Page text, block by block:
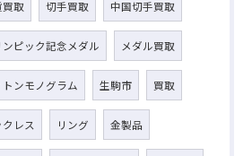
買取 切手買取 中国切手買取
ンピック記念メダル メダル買取
トンモノグラム 生駒市 買取
レス リング 金製品